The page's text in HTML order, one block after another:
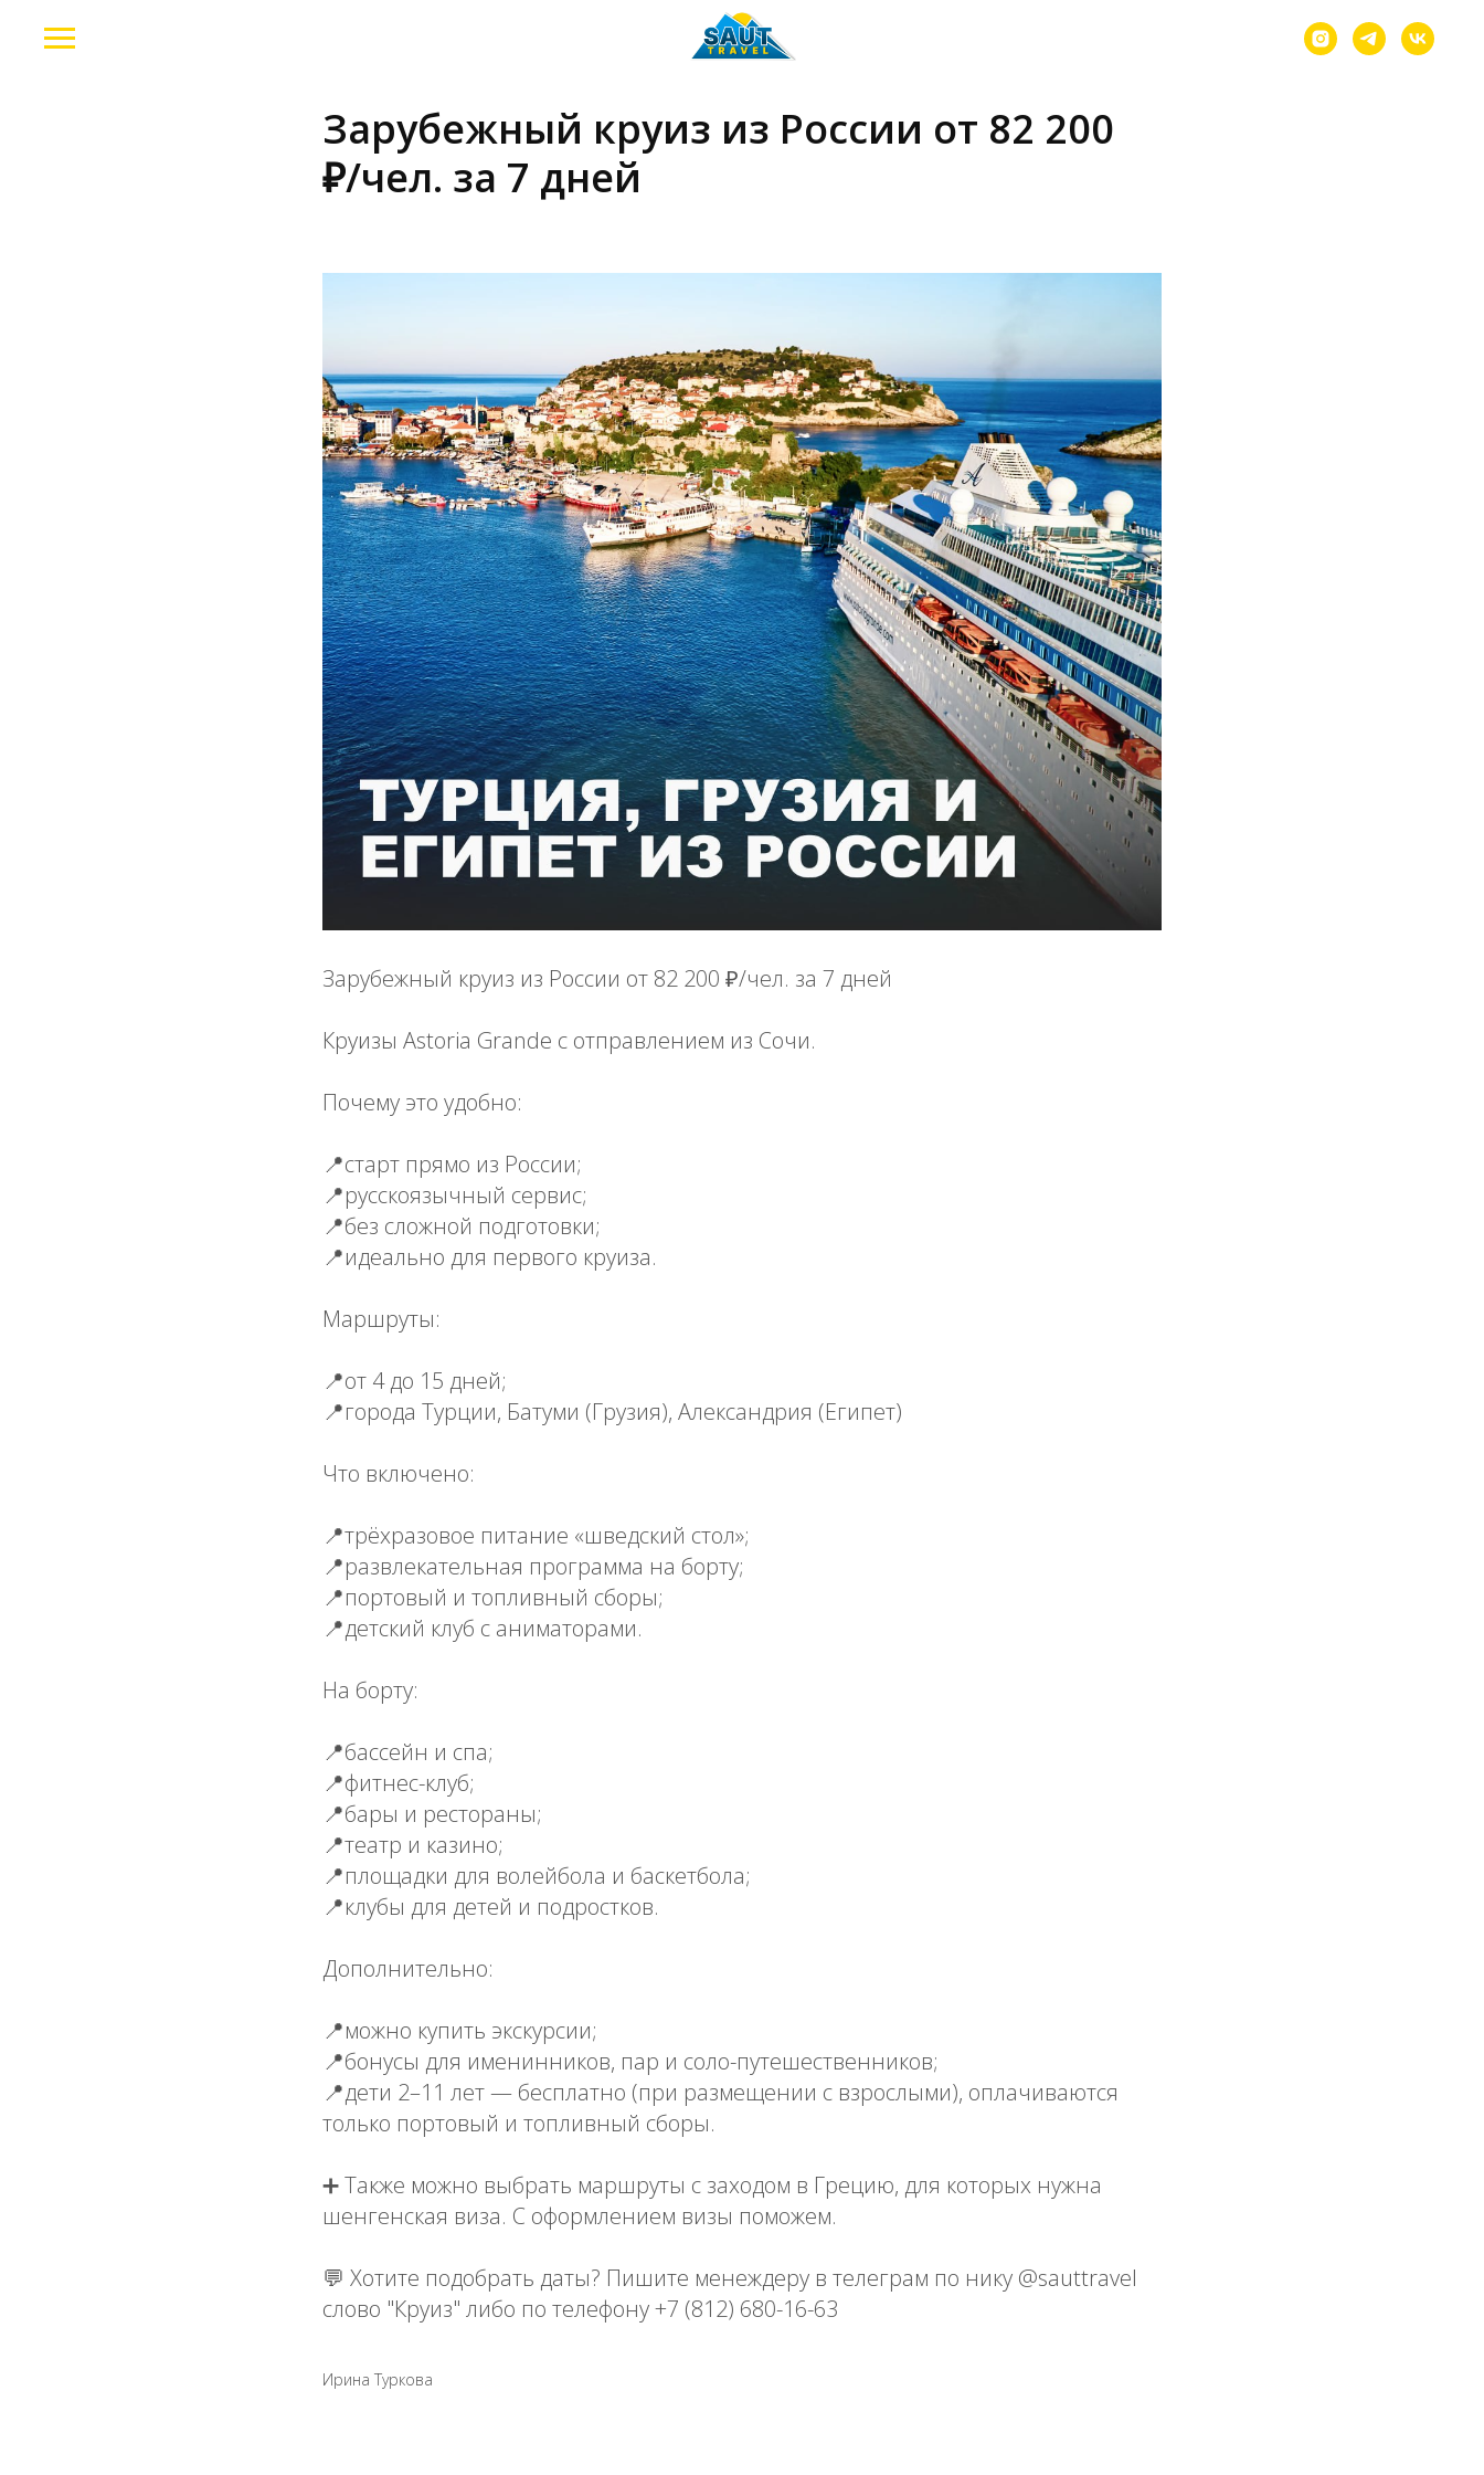
Зарубежный круиз из России от 82 200
₽/чел. за 7 дней
Зарубежный круиз из России от 82 200 ₽/чел. за 7 дней
Круизы Astoria Grande с отправлением из Сочи.
Почему это удобно:
📍старт прямо из России;
📍русскоязычный сервис;
📍без сложной подготовки;
📍идеально для первого круиза.
Маршруты:
📍от 4 до 15 дней;
📍города Турции, Батуми (Грузия), Александрия (Египет)
Что включено:
📍трёхразовое питание «шведский стол»;
📍развлекательная программа на борту;
📍портовый и топливный сборы;
📍детский клуб с аниматорами.
На борту:
📍бассейн и спа;
📍фитнес-клуб;
📍бары и рестораны;
📍театр и казино;
📍площадки для волейбола и баскетбола;
📍клубы для детей и подростков.
Дополнительно:
📍можно купить экскурсии;
📍бонусы для именинников, пар и соло-путешественников;
📍дети 2–11 лет — бесплатно (при размещении с взрослыми), оплачиваются
только портовый и топливный сборы.
➕ Также можно выбрать маршруты с заходом в Грецию, для которых нужна
шенгенская виза. С оформлением визы поможем.
💬 Хотите подобрать даты? Пишите менеждеру в телеграм по нику @sauttravel
слово "Круиз" либо по телефону +7 (812) 680-16-63
Ирина Туркова